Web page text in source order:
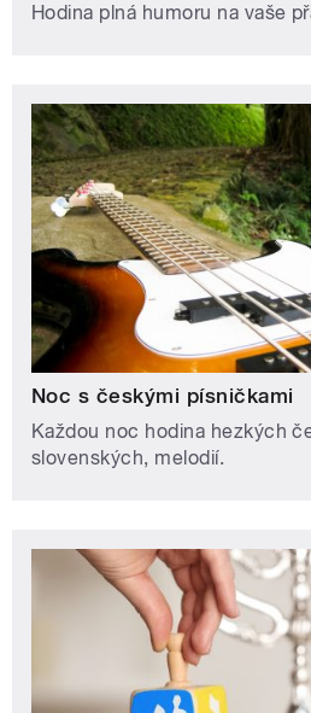
Hodina plná humoru na vaše
Noc s českými písničkami
Každou noc hodina hezkých
slovenských, melodií.